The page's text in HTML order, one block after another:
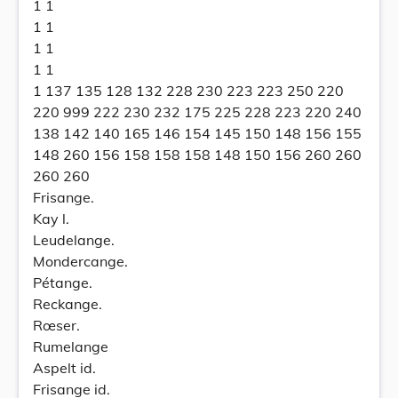
1 1
1 1
1 1
1 1
1 137 135 128 132 228 230 223 223 250 220
220 999 222 230 232 175 225 228 223 220 240
138 142 140 165 146 154 145 150 148 156 155
148 260 156 158 158 158 148 150 156 260 260
260 260
Frisange.
Kay l.
Leudelange.
Mondercange.
Pétange.
Reckange.
Rœser.
Rumelange
Aspelt id.
Frisange id.